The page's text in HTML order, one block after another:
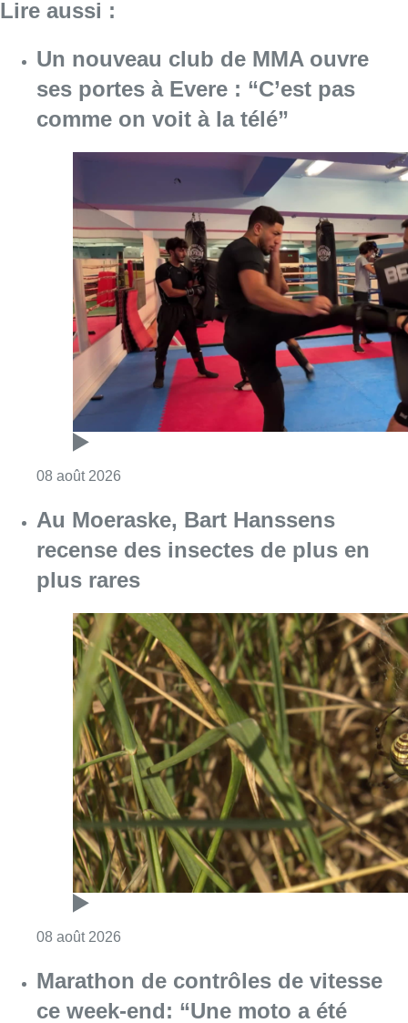
Lire aussi :
Un nouveau club de MMA ouvre
ses portes à Evere : “C’est pas
comme on voit à la télé”
08 août 2026
Au Moeraske, Bart Hanssens
recense des insectes de plus en
plus rares
08 août 2026
Marathon de contrôles de vitesse
ce week-end: “Une moto a été